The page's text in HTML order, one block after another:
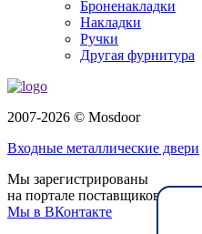
Броненакладки
Накладки
Ручки
Другая фурнитура
2007-2026 © Mosdoor
Входные металлические двери
Мы зарегистрированы
на портале поставщиков
Мы в ВКонтакте